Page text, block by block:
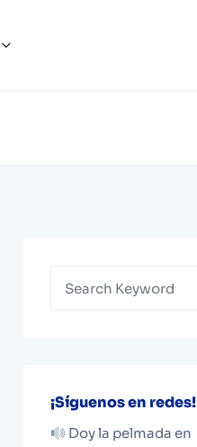
¡Síguenos en redes!
Doy la pelmada en